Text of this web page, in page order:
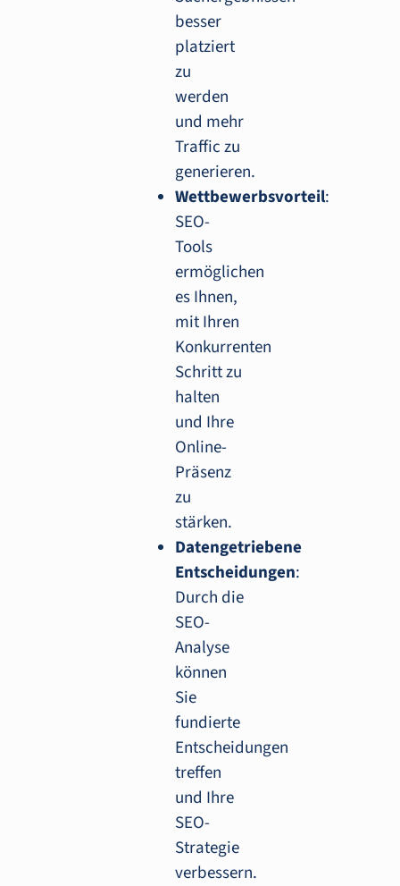
besser
platziert
zu
werden
und mehr
Traffic zu
generieren.
Wettbewerbsvorteil:
SEO-
Tools
ermöglichen
es Ihnen,
mit Ihren
Konkurrenten
Schritt zu
halten
und Ihre
Online-
Präsenz
zu
stärken.
Datengetriebene
Entscheidungen:
Durch die
SEO-
Analyse
können
Sie
fundierte
Entscheidungen
treffen
und Ihre
SEO-
Strategie
verbessern.